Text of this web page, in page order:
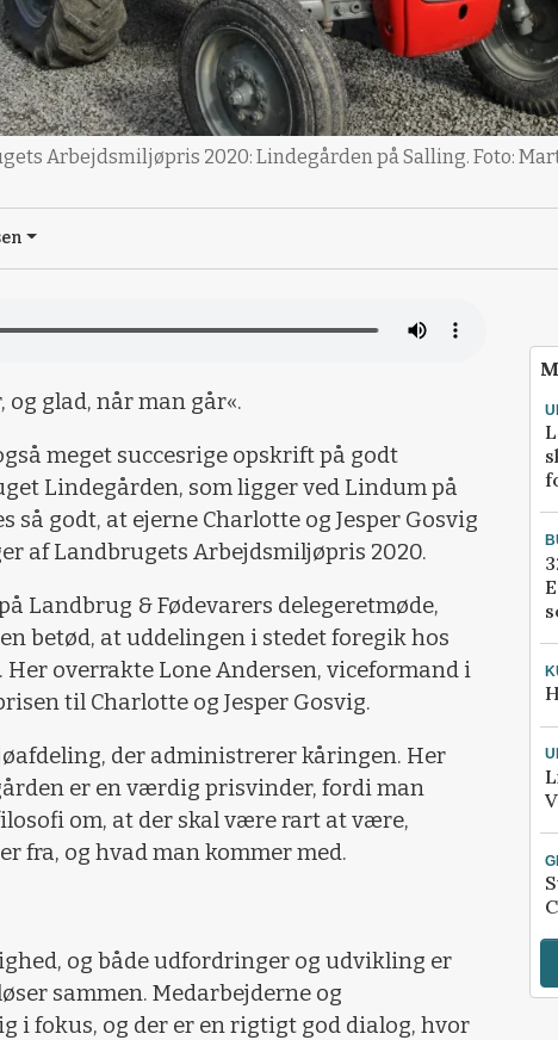
Arbejdsmiljøpris 2020: Lindegården på Salling. Foto:
og glad, når man går«.
meget succesrige opskrift på godt
Lindegården, som ligger ved Lindum på
så godt, at ejerne Charlotte og Jesper Gosvig
af Landbrugets Arbejdsmiljøpris 2020.
Landbrug & Fødevarers delegeretmøde,
betød, at uddelingen i stedet foregik hos
overrakte Lone Andersen, viceformand i
til Charlotte og Jesper Gosvig.
der administrerer kåringen. Her
er en værdig prisvinder, fordi man
om, at der skal være rart at være,
fra, og hvad man kommer med.
og både udfordringer og udvikling er
sammen. Medarbejderne og
i fokus, og der er en rigtigt god dialog, hvor